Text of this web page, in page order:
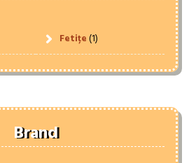
Fetițe(1)
Brand